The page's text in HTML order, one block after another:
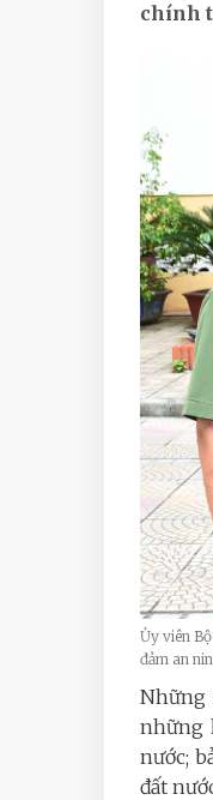
chính
Ủy viên
đảm an
Những
những
nước;
đất